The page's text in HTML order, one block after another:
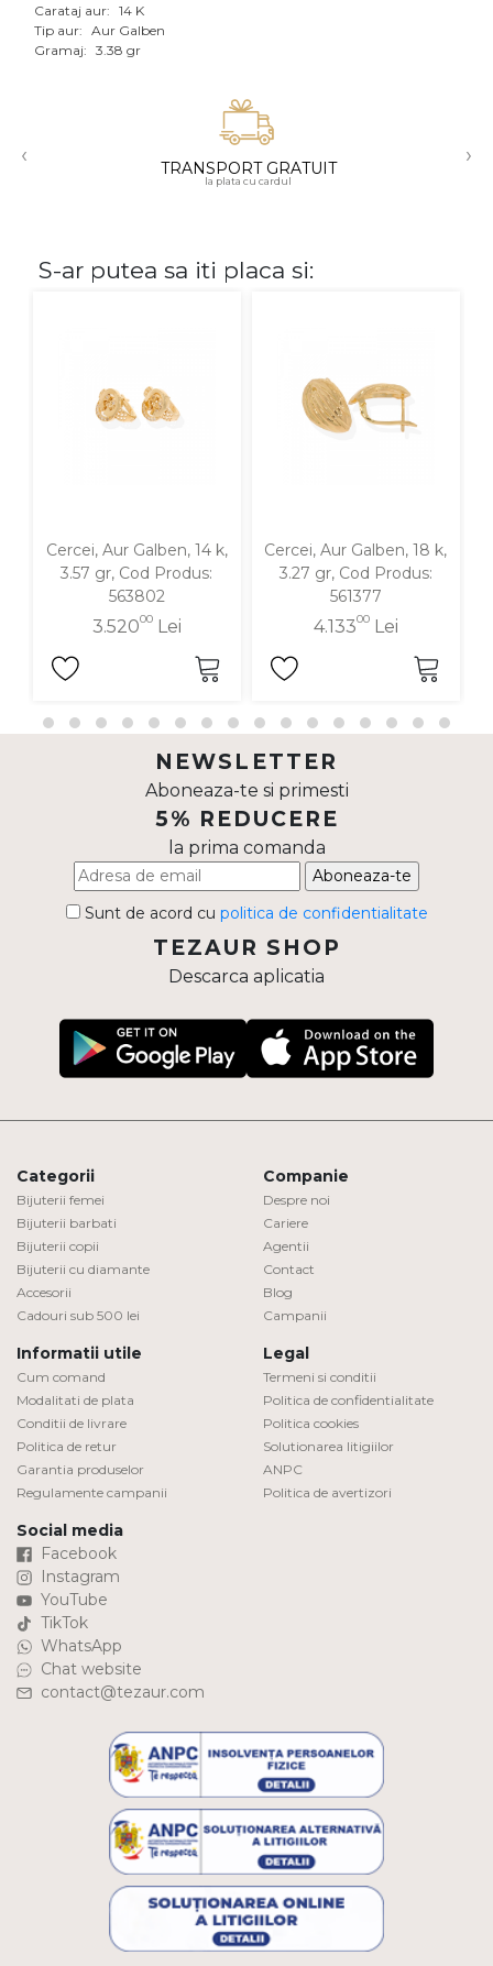
Aur mixt
18K
Carataj aur: 14 K
Tip aur: Aur Galben
Gramaj: 3.38 gr
‹ TRANSPORT GRATUIT
la plata cu cardul
›
S-ar putea sa iti placa si:
Cercei, Aur Galben, 14 k,
3.57 gr, Cod Produs:
563802
3.52000Lei
Cercei, Aur Galben, 18 k,
3.27 gr, Cod Produs:
561377
4.13300Lei
NEWSLETTER
Aboneaza-te si primesti
5% REDUCERE
la prima comanda
Aboneaza-te
Sunt de acord cu politica de confidentialitate
TEZAUR SHOP
Descarca aplicatia
Categorii
Bijuterii femei
Bijuterii barbati
Bijuterii copii
Bijuterii cu diamante
Accesorii
Cadouri sub 500 lei
Companie
Despre noi
Cariere
Agentii
Contact
Blog
Campanii
Informatii utile
Cum comand
Modalitati de plata
Conditii de livrare
Politica de retur
Garantia produselor
Regulamente campanii
Legal
Termeni si conditii
Politica de confidentialitate
Politica cookies
Solutionarea litigiilor
ANPC
Politica de avertizori
Social media
Facebook
Instagram
YouTube
TikTok
WhatsApp
Chat website
contact@tezaur.com